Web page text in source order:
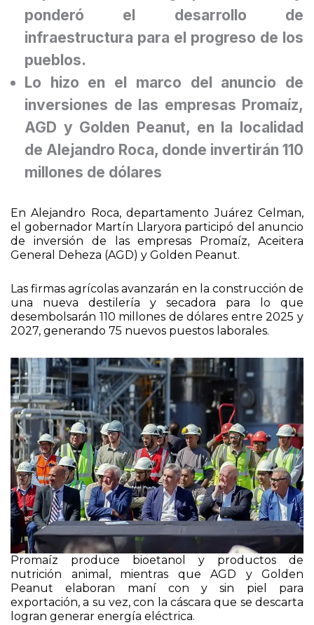
exportaciones agropecuarias y
ponderó el desarrollo de
infraestructura para el progreso de los
pueblos.
Lo hizo en el marco del anuncio de
inversiones de las empresas Promaíz,
AGD y Golden Peanut, en la localidad
de Alejandro Roca, donde invertirán 110
En Alejandro Roca, departamento Juárez Celman,
el gobernador Martín Llaryora participó del anuncio
de inversión de las empresas Promaíz, Aceitera
Las firmas agrícolas avanzarán en la construcción de
una nueva destilería y secadora para lo que
desembolsarán 110 millones de dólares entre 2025 y
Promaíz produce bioetanol y productos de
nutrición animal, mientras que AGD y Golden
Peanut elaboran maní con y sin piel para
exportación, a su vez, con la cáscara que se descarta